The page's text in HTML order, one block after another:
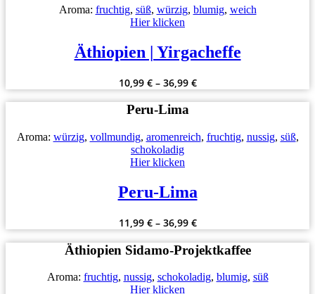
Aroma: fruchtig, süß, würzig, blumig, weich
Hier klicken
Äthiopien | Yirgacheffe
10,99 €– 36,99 €
Peru-Lima
Aroma: würzig, vollmundig, aromenreich, fruchtig, nussig, süß,
schokoladig
Hier klicken
Peru-Lima
11,99 €– 36,99 €
Äthiopien Sidamo-Projektkaffee
Aroma: fruchtig, nussig, schokoladig, blumig, süß
Hier klicken